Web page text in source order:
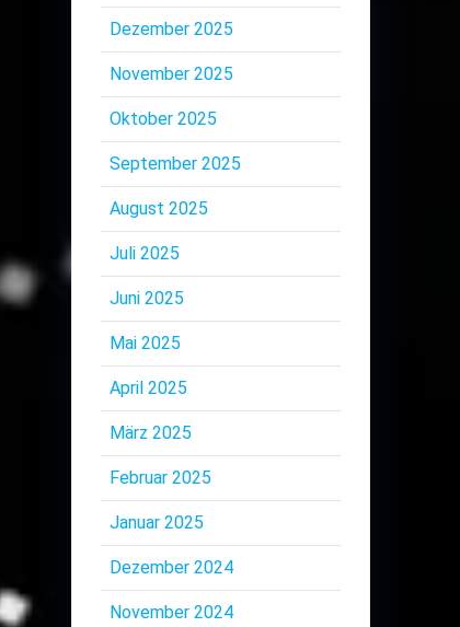
Dezember 2025
November 2025
Oktober 2025
September 2025
August 2025
Juli 2025
Juni 2025
Mai 2025
April 2025
März 2025
Februar 2025
Januar 2025
Dezember 2024
November 2024